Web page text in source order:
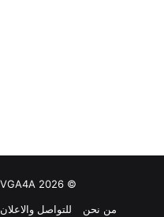
© VGA4A 2026, جميع الحقوق محفوظة
من نحن
للتواصل والاعلان